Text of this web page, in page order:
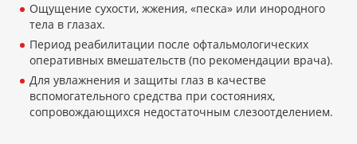
Ощущение сухости, жжения, «песка» или инородного
тела в глазах.
Период реабилитации после офтальмологических
оперативных вмешательств (по рекомендации врача).
Для увлажнения и защиты глаз в качестве
вспомогательного средства при состояниях,
сопровождающихся недостаточным слезоотделением.